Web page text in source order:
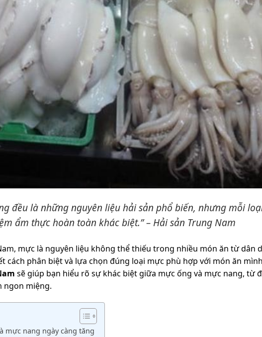
đều là những nguyên liệu hải sản phổ biến, nhưng mỗi
ẩm thực hoàn toàn khác biệt.” – Hải sản Trung Nam
mực là nguyên liệu không thể thiếu trong nhiều món ăn từ dân
cách phân biệt và lựa chọn đúng loại mực phù hợp với món ăn
sẽ giúp bạn hiểu rõ sự khác biệt giữa mực ống và mực nang, từ
ngon miệng.
mực nang ngày càng tăng